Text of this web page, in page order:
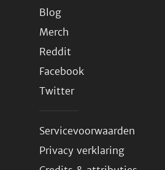
Blog
Merch
Reddit
Facebook
Twitter
Servicevoorwaarden
Privacy verklaring